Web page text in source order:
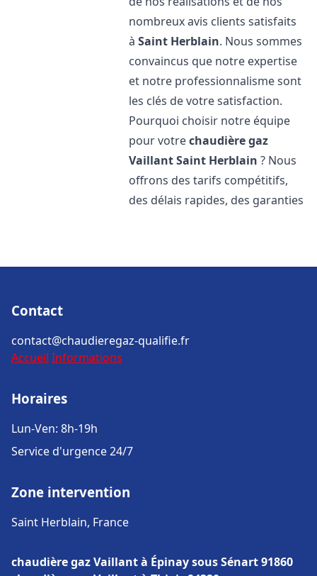
nombreux avis clients satisfaits
àSaint Herblain. Nous sommes
convaincus que notre expertise
et notre professionnalisme sont
les clés de votre satisfaction.
Pourquoi choisir notre équipe
pour votrechaudière gaz
VaillantSaint Herblain ? Nous
offrons des tarifs compétitifs,
des délais rapides, des garanties
Contact
contact@chaudieregaz-qualifie.fr
Accueil Informations
Horaires
Lun-Ven: 8h-19h
Service d'urgence 24/7
Zone intervention
Saint Herblain, France
chaudière gaz Vaillant à Épinay sous Sénart 91860